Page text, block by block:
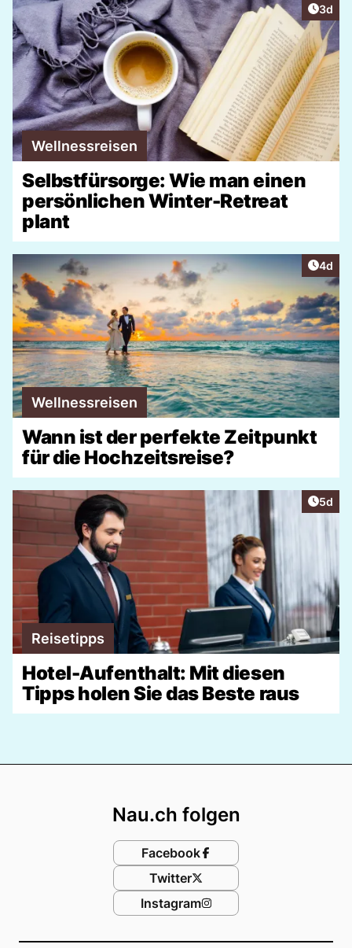
3d
Wellnessreisen
Selbstfürsorge: Wie man einen
persönlichen Winter-Retreat
plant
4d
Wellnessreisen
Wann ist der perfekte Zeitpunkt
für die Hochzeitsreise?
5d
Reisetipps
Hotel-Aufenthalt: Mit diesen
Tipps holen Sie das Beste raus
Nau.ch folgen
Facebook
Twitter
Instagram